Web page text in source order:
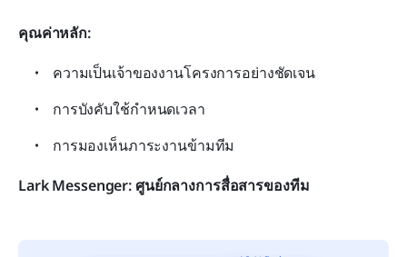
คุณค่าหลัก:
ความเป็นเจ้าของงานโครงการอย่างชัดเจน
การบังคับใช้กำหนดเวลา
การมองเห็นภาระงานข้ามทีม
Lark Messenger: ศูนย์กลางการสื่อสารของทีม